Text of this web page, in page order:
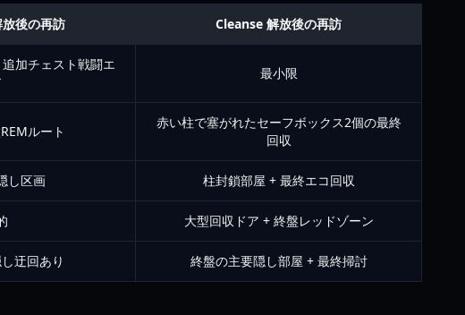
後の再訪 Cleanse 解放後の再訪
加チェスト戦闘エ
最小限
ルート
赤い柱で塞がれたセーフボックス2個の最終
回収
し区画 柱封鎖部屋 + 最終エコ回収
大型回収ドア + 終盤レッドゾーン
迂回あり 終盤の主要隠し部屋 + 最終掃討